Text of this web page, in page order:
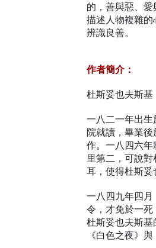
的，善與惡、
描述人物複雜
辨識良善。
作者簡介：
杜斯妥也夫斯
一八二一年出
院就讀，畢業
作。一八四六
里第二，可說
耳，使得杜斯
一八四九年四
令，才免於一
杜斯妥也夫斯
《白色之夜》